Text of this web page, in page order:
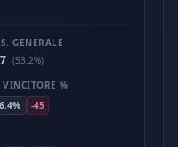
GENERALE
(53.2%)
VINCITORE %
-45